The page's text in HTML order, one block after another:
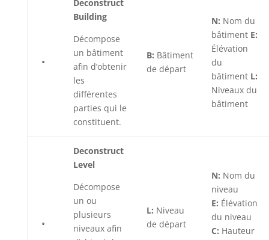
Deconstruct
Building
Décompose
un bâtiment
afin d’obtenir
les
différentes
parties qui le
constituent.
B: Bâtiment
de départ
N: Nom du
bâtiment E:
Élévation
du
bâtiment L:
Niveaux du
bâtiment
Deconstruct
Level
Décompose
un ou
plusieurs
niveaux afin
L: Niveau
de départ
N: Nom du
niveau
E: Élévation
du niveau
C: Hauteur